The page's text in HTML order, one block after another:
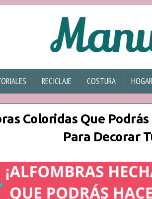
RECICLAJE COSTURA HOGAR
Coloridas Que Podrás
Para Decorar